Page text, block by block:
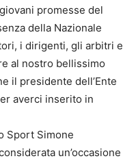
promesse del
della Nazionale
i dirigenti, gli arbitri e
al nostro bellissimo
il presidente dell’Ente
averci inserito in
Sport Simone
un’occasione